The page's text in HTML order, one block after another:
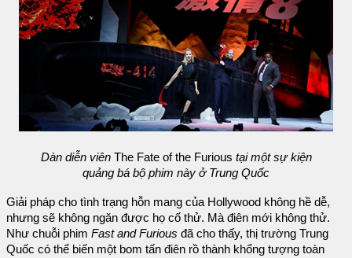
Dàn diễn viênThe Fate of the Furious tại một sự kiện
quảng bá bộ phim này ở Trung Quốc
Giải pháp cho tình trạng hỗn mang của Hollywood không hề dễ,
nhưng sẽ không ngăn được họ cố thử. Mà điên mới không thử.
Như chuỗi phim Fast and Furious đã cho thấy, thị trường Trung
Quốc có thể biến một bom tấn điên rồ thành khổng tượng toàn